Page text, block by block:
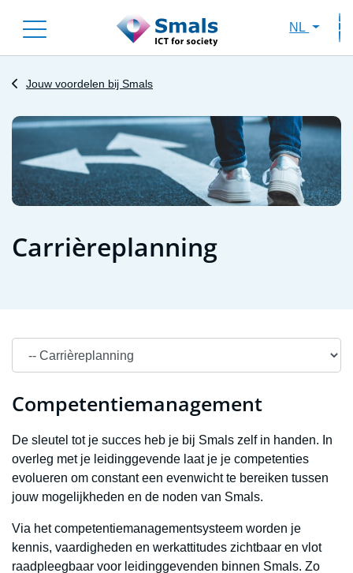
to
main
NL
Jouw voordelen bij Smals
Image
Carrièreplanning
Main navigation primary
Competentiemanagement
De sleutel tot je succes heb je bij Smals zelf in handen. In
overleg met je leidinggevende laat je je competenties
evolueren om constant een evenwicht te bereiken tussen
jouw mogelijkheden en de noden van Smals.
Via het competentiemanagementsysteem worden je
kennis, vaardigheden en werkattitudes zichtbaar en vlot
raadpleegbaar voor leidinggevenden binnen Smals. Zo